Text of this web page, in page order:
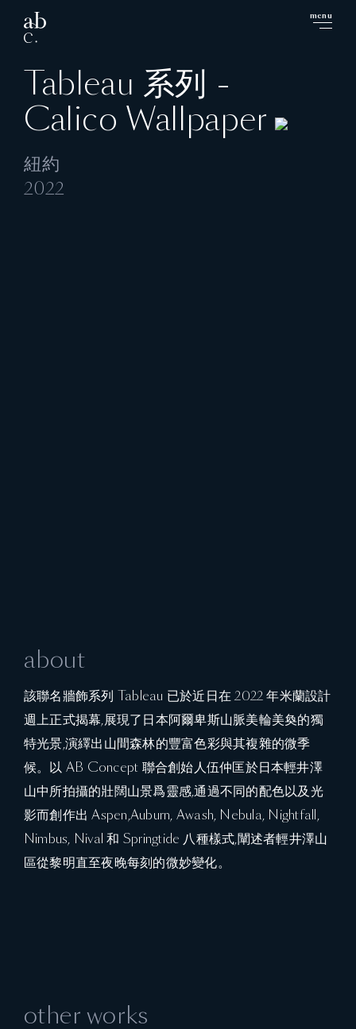
menu
Tableau 系列 -
Calico Wallpaper
紐約
2022
about
該聯名牆飾系列 Tableau 已於近日在 2022 年米蘭設計
週上正式揭幕,展現了日本阿爾卑斯山脈美輪美奐的獨
特光景,演繹出山間森林的豐富色彩與其複雜的微季
候。以 AB Concept 聯合創始人伍仲匡於日本輕井澤
山中所拍攝的壯闊山景爲靈感,通過不同的配色以及光
影而創作出 Aspen,Auburn, Awash, Nebula, Nightfall,
Nimbus, Nival 和 Springtide 八種樣式,闡述者輕井澤山
區從黎明直至夜晚每刻的微妙變化。
other works